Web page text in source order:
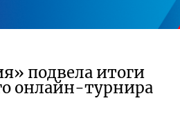
подвела итоги
онлайн-турнира